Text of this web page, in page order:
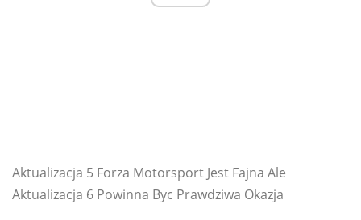
Aktualizacja 5 Forza Motorsport Jest Fajna Ale
Aktualizacja 6 Powinna Byc Prawdziwa Okazja